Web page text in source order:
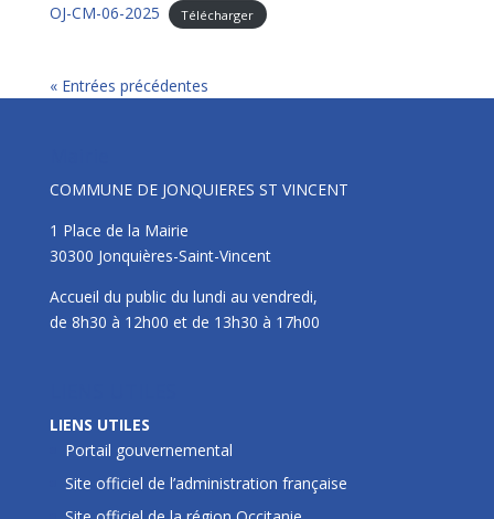
OJ-CM-06-2025
Télécharger
« Entrées précédentes
COMMUNE DE JONQUIERES ST VINCENT
1 Place de la Mairie
30300 Jonquières-Saint-Vincent
Accueil du public du lundi au vendredi,
de 8h30 à 12h00 et de 13h30 à 17h00
LIENS UTILES
Portail gouvernemental
Site officiel de l’administration française